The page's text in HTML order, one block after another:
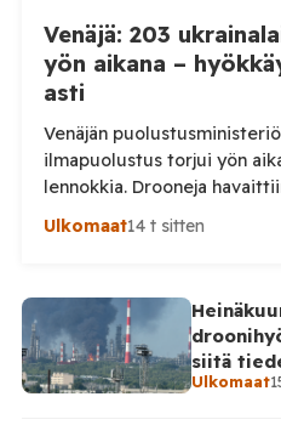
Venäjä: 203
yön aikana –
asti
Venäjän
ilmapuolustus torjui yön
lennokkia. Drooneja
Uralille asti. Venäjän
miehittämätöntä ilma-
ja perjantaiaamun 7.
Ministeriön ilmoitus koskee
Moskovan aikaa. Ministeriön
torjuttiin […]
Ulkomaat14 t sitten
siitä
Ulkomaat